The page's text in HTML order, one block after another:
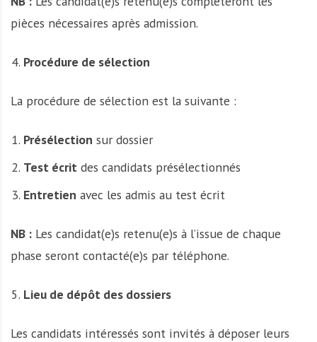
pièces nécessaires après admission.
Procédure de sélection
La procédure de sélection est la suivante :
Présélection sur dossier
Test écritdes candidats présélectionnés
Entretien avec les admis au test écrit
NB : Les candidat(e)s retenu(e)s à l’issue de chaque
phase seront contacté(e)s par téléphone.
Lieu de dépôt des dossiers
Les candidats intéressés sont invités à déposer leurs